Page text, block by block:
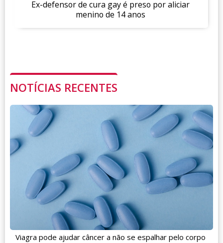
Ex-defensor de cura gay é preso por aliciar
menino de 14 anos
NOTÍCIAS RECENTES
Viagra pode ajudar câncer a não se espalhar pelo corpo